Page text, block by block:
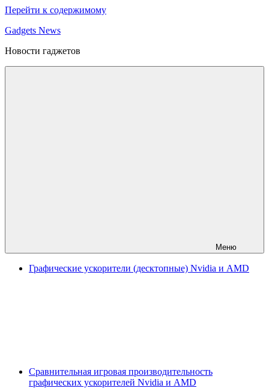
Перейти к содержимому
Gadgets News
Новости гаджетов
Меню
Графические ускорители (десктопные) Nvidia и AMD
Сравнительная игровая производительность
графических ускорителей Nvidia и AMD